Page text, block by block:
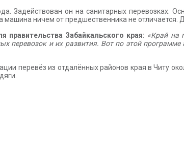
Задействован он на санитарных перевозках.
ничем от предшественника не отличается.
правительства Забайкальского края: «Край на
перевозок и их развития. Вот по этой
перевёз из отдалённых районов края в Читу